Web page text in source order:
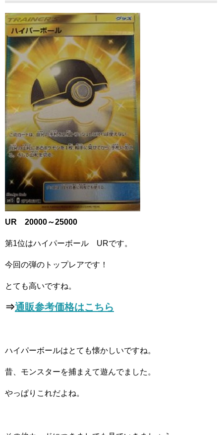
UR 20000～25000
第1位はハイパーボール URです。
今回の弾のトップレアです！
とても高いですね。
⇒通販参考価格はこちら
ハイパーボールはとても懐かしいですね。
昔、モンスターを捕まえて遊んでました。
やっぱりこれだよね。